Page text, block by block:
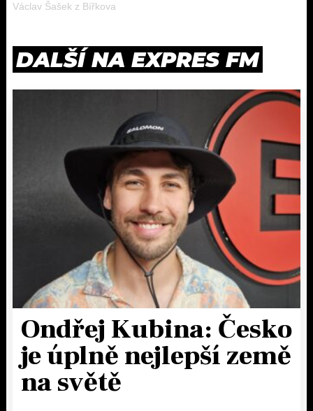
Václav Šašek z Bířkova
DALŠÍ NA EXPRES FM
Ondřej Kubina: Česko
je úplně nejlepší země
na světě